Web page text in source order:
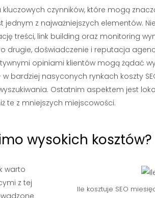
czynników, które mogą
jednym z najważniejszych elementów.
treści, link building oraz monitoring
doświadczenie i reputacja
opiniami klientów mogą żądać
bardziej nasyconych rynkach koszty
Ostatnim aspektem jest
te z mniejszych miejscowości.
wysokich kosztów?
Ile kosztuje SEO
warto
z tej